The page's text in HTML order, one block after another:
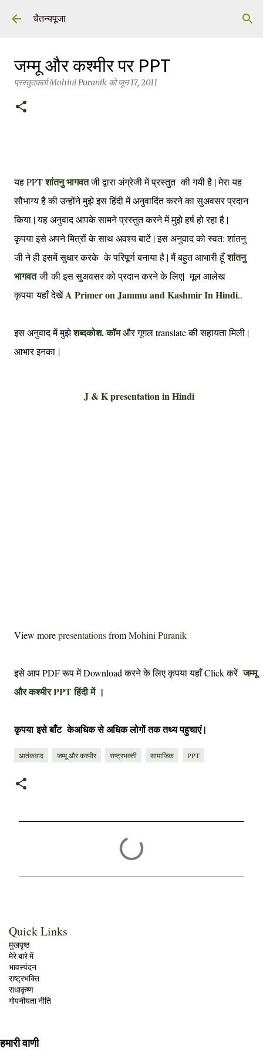
चैतन्यपूजा
जम्मू और कश्मीर पर PPT
प्रस्तुतकर्ताMohini Puranik कोजून 17, 2011
यह PPTशांतनु भागवतजी द्वारा अंग्रेजी में प्रस्तुत की गयी है | मेरा यह
सौभाग्य है की उन्होंने मुझे इस हिंदी में अनुवादिंत करने का सुअवसर प्रदान
किया | यह अनुवाद आपके सामने प्रस्तुत करने में मुझे हर्ष हो रहा है |
कृपया इसे अपने मित्रों के साथ अवश्य बाटें | इस अनुवाद को स्वत: शांतनु
जी ने ही इसमें सुधार करके के परिपूर्ण बनाया है | मैं बहुत आभारी हूँशांतनु
भागवत जी की इस सुअवसर को प्रदान करने के लिए| मूल आलेख
कृपया यहाँ देखेंA Primer on Jammu and Kashmir In Hindi..
इस अनुवाद में मुझेशब्दकोश. कॉमऔर गूगल translate की सहायता मिली |
आभार इनका |
J & K presentation in Hindi
View morepresentationsfromMohini Puranik
इसे आप PDF रूप में Download करने के लिए कृपया यहाँ Click करेंजम्मू
और कश्मीर PPT हिंदी में |
कृपयाइसे बाँट केअधिक से अधिक लोगों तक तथ्य पहुचाएं |
आतंकवाद जम्मू और कश्मीर राष्ट्रभक्ती सामाजिक PPT
Quick Links
मुखपृष्ठ
मेरे बारे में
भावस्पंदन
राष्ट्रभक्ति
राधाकृष्ण
गोपनीयता नीति
हमारी वाणी